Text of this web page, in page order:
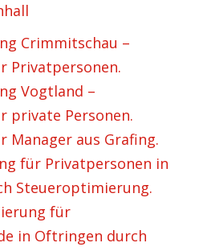
Crimmitschau –
Privatpersonen.
Vogtland –
private Personen.
Manager aus Grafing.
für Privatpersonen in
Steueroptimierung.
für
in Oftringen durch